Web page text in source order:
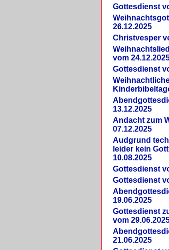
Gottesdienst
26.12.2025
Christvesper
vom
Gottesdienst
13.12.2025
Andacht zum
07.12.2025
Audgrund
leider kein
10.08.2025
Gottesdienst
Gottesdienst
19.06.2025
Gottesdienst
vom
21.06.2025